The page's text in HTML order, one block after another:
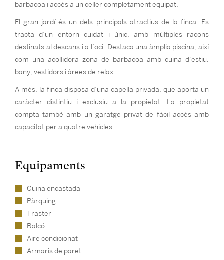
barbacoa i accés a un celler completament equipat.
El gran jardí és un dels principals atractius de la finca. Es
tracta d’un entorn cuidat i únic, amb múltiples racons
destinats al descans i a l’oci. Destaca una àmplia piscina, així
com una acollidora zona de barbacoa amb cuina d’estiu,
bany, vestidors i àrees de relax.
A més, la finca disposa d’una capella privada, que aporta un
caràcter distintiu i exclusiu a la propietat. La propietat
compta també amb un garatge privat de fàcil accés amb
capacitat per a quatre vehicles.
Equipaments
Cuina encastada
Pàrquing
Traster
Balcó
Aire condicionat
Armaris de paret